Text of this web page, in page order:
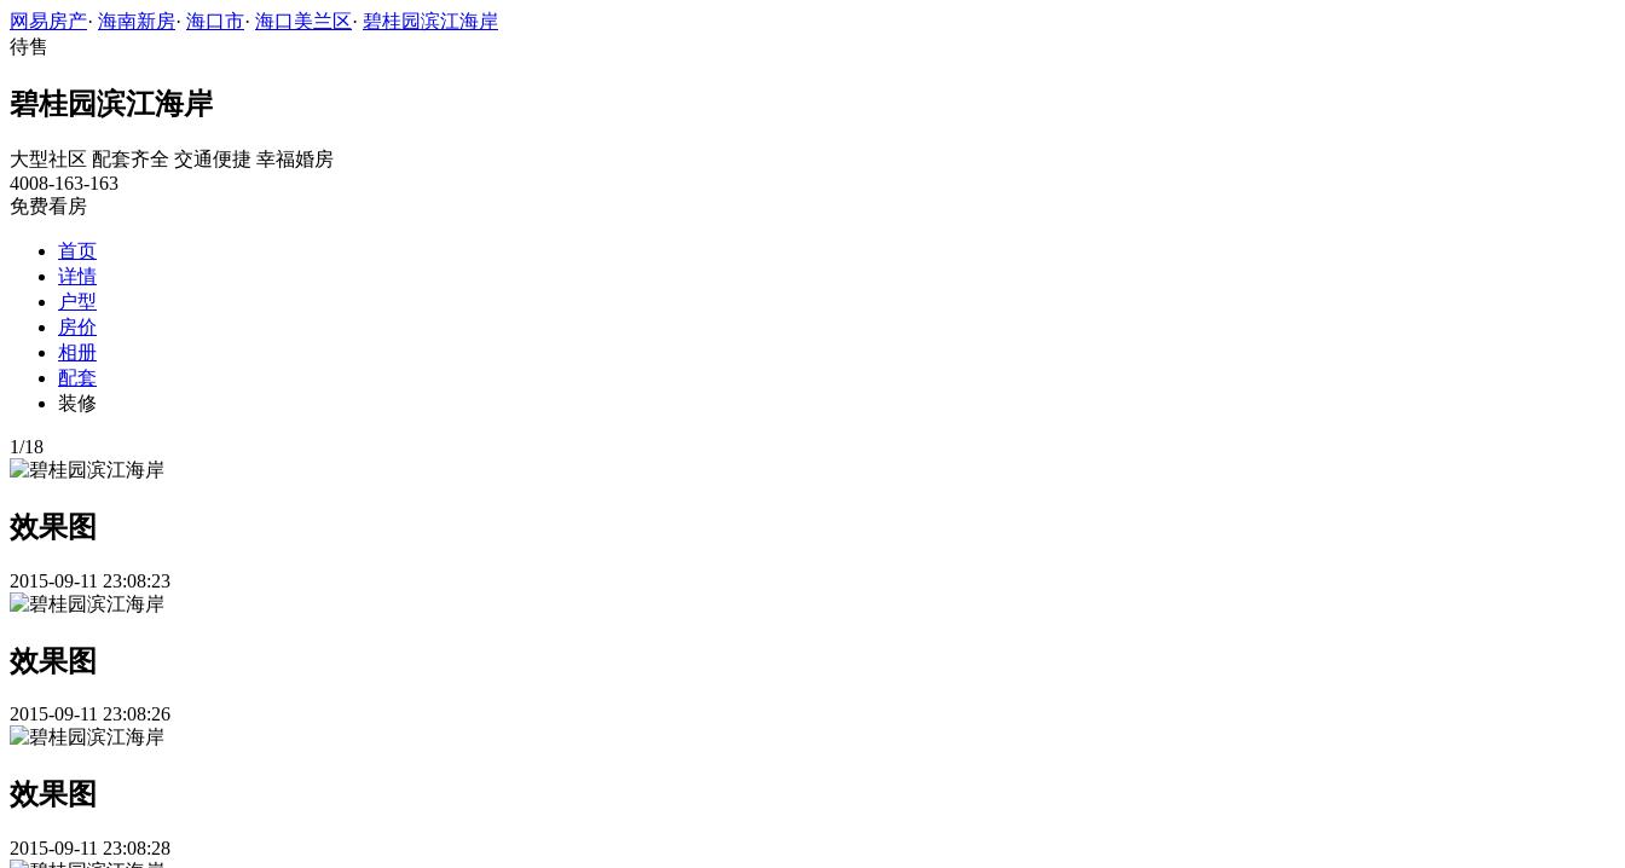
网易房产· 海南新房· 海口市· 海口美兰区· 碧桂园滨江海岸
待售
碧桂园滨江海岸
大型社区 配套齐全 交通便捷 幸福婚房
4008-163-163
免费看房
首页
详情
户型
房价
相册
配套
装修
1/18
效果图
2015-09-11 23:08:23
效果图
2015-09-11 23:08:26
效果图
2015-09-11 23:08:28